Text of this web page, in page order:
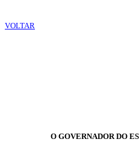
VOLTAR
O GOVERNADOR DO